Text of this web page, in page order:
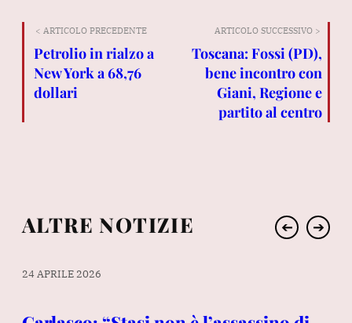
< ARTICOLO PRECEDENTE
Petrolio in rialzo a
New York a 68,76
dollari
ARTICOLO SUCCESSIVO >
Toscana: Fossi (PD),
bene incontro con
Giani, Regione e
partito al centro
ALTRE NOTIZIE ➔ ➔
24 APRILE 2026